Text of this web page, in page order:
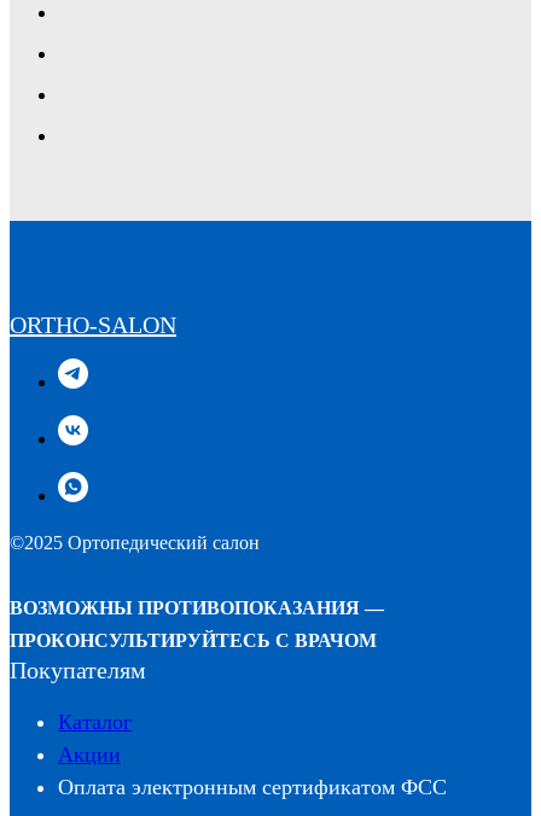
ORTHO-SALON
©2025 Ортопедический салон
ВОЗМОЖНЫ ПРОТИВОПОКАЗАНИЯ —
ПРОКОНСУЛЬТИРУЙТЕСЬ С ВРАЧОМ
Покупателям
Каталог
Акции
Оплата электронным сертификатом ФСС